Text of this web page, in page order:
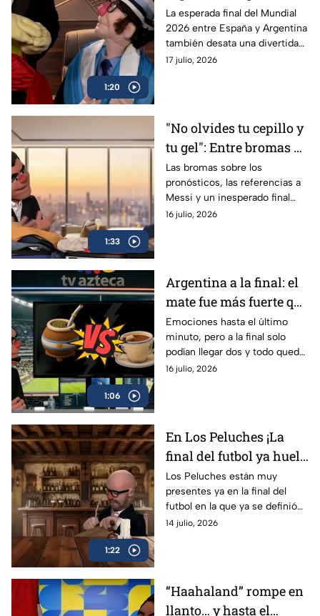
1:20
Duelo entre reyes, visas
y futbol
La esperada final del Mundial
2026 entre España y Argentina
también desata una divertida
guerra de coronas, bromas
17 julio, 2026
1:33
"No olvides tu cepillo y
tu gel": Entre bromas y
pronósticos fallidos de
Los Peluches
Las bromas sobre los
pronósticos, las referencias a
Messi y un inesperado final
dieron de que hablar Los
16 julio, 2026
1:06
Argentina a la final: el
mate fue más fuerte que
el té inglés, según Los
Peluches
Emociones hasta el último
minuto, pero a la final solo
podían llegar dos y todo quedó
definido: Argentina se medirá
16 julio, 2026
1:22
En Los Peluches ¡La
final del futbol ya huele
a paella!
Los Peluches están muy
presentes ya en la final del
futbol en la que ya se definió
España como uno de los
14 julio, 2026
“Haahaland” rompe en
llanto… y hasta el